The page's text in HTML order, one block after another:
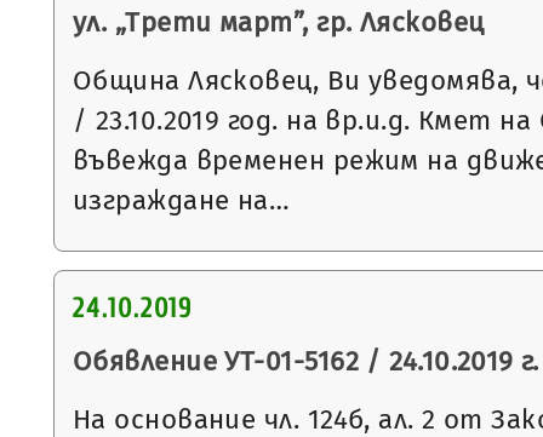
ул. „Трети март”, гр. Лясковец
Община Лясковец, Ви уведомява,
/ 23.10.2019 год. на вр.и.д. Кмет
въвежда временен режим на
изграждане на…
24.10.2019
Обявление УТ-01-5162 / 24.10.2019 г.
На основание чл. 124б, ал. 2 от